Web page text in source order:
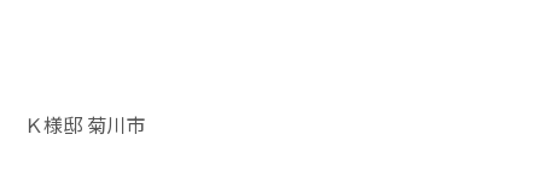
Ｋ様邸 菊川市